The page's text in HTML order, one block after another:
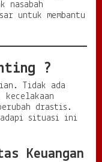
nasabah
untuk membantu
?
Tidak ada
drastis.
situasi ini
Keuangan